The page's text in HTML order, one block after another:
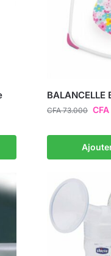
BALANCELLE
CFA73.000 CFA